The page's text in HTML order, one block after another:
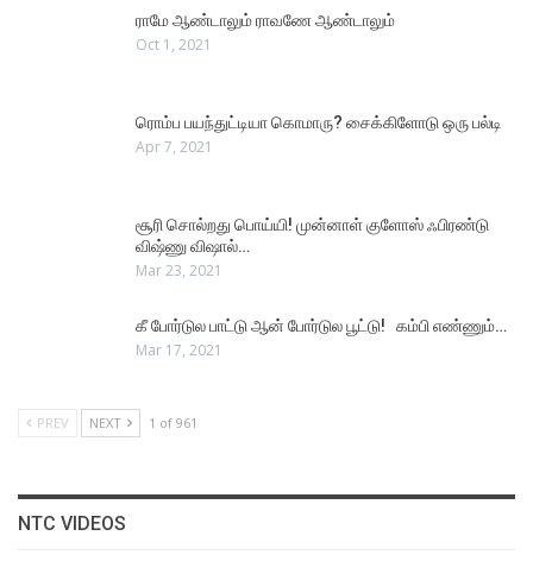
ராமே ஆண்டாலும் ராவணே ஆண்டாலும்
Oct 1, 2021
ரொம்ப பயந்துட்டியா கொமாரு? சைக்கிளோடு ஒரு பல்டி
Apr 7, 2021
சூரி சொல்றது பொய்யி! முன்னாள் குளோஸ் ஃபிரண்டு
விஷ்ணு விஷால்…
Mar 23, 2021
கீ போர்டுல பாட்டு ஆன் போர்டுல பூட்டு! கம்பி எண்ணும்…
Mar 17, 2021
PREV NEXT 1 of 961
NTC VIDEOS